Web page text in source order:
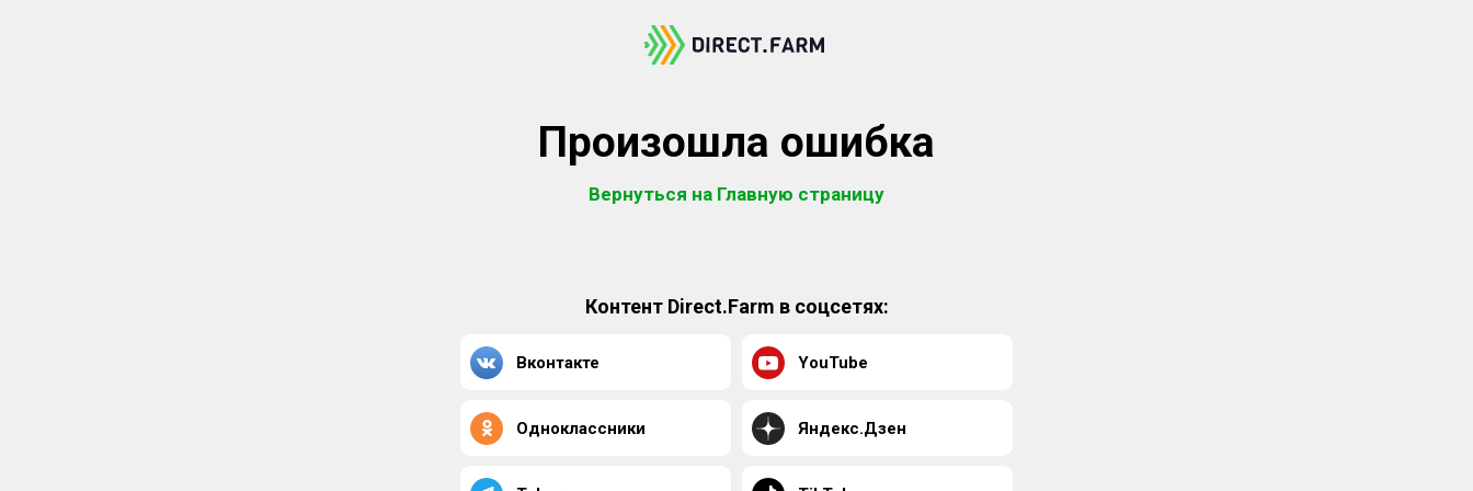
Произошла ошибка
Вернуться на Главную страницу
Контент Direct.Farm в соцсетях:
Вконтакте YouTube
Одноклассники Яндекс.Дзен